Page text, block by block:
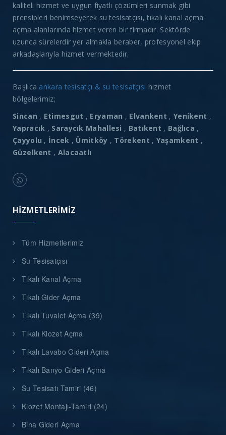
kaliteli hizmet ve uygun fiyatlı çözümleri sunmak gibi
prensipleri benimseyerek su tesisatçısı, tıkalı kanal açma
açma alanlarında hizmet veren bir firmadır. Sektörde
uzunca sürelerdir yer almakla beraber, profesyonel ekip
arkadaşlarıyla hizmet vermektedir.
Başlıca ankara tesisatçı & su tesisatçısı hizmet
bölgelerimiz;
Sincan , Etimesgut , Eryaman , Elvankent , Yenikent ,
Yapracık , Saraycık Mahallesi , Batıkent , Bağlıca ,
Çayyolu , İncek , Ümitköy , Törekent , Yaşamkent ,
Güzelkent , Alacaatlı
HIZMETLERIMIZ
Tüm Hizmetlerimiz
Su Tesisatçısı
Tıkalı Kanal Açma
Tıkalı Gider Açma
Tıkalı Tuvalet Açma (39)
Tıkalı Klozet Açma
Tıkalı Lavabo Gideri Açma
Tıkalı Banyo Gideri Açma
Su Tesisatı Tamiri (46)
Klozet Montajı-Tamiri (24)
Bina Gideri Açma